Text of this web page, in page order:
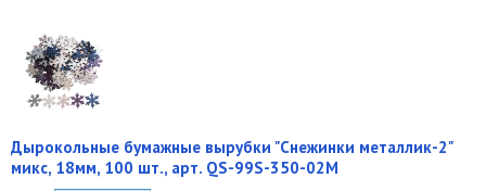
Дырокольные бумажные вырубки "Снежинки металлик-2"
микс, 18мм, 100 шт., арт. QS-99S-350-02M